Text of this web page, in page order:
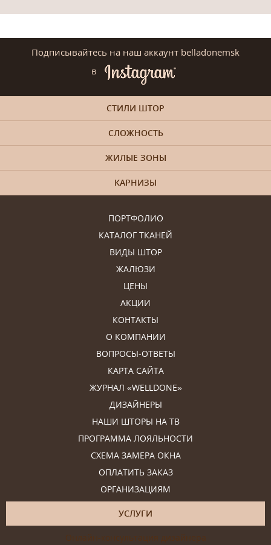
Подписывайтесь на наш аккаунт belladonemsk
в
ПОРТФОЛИО
КАТАЛОГ ТКАНЕЙ
ВИДЫ ШТОР
ЖАЛЮЗИ
ЦЕНЫ
АКЦИИ
КОНТАКТЫ
О КОМПАНИИ
ВОПРОСЫ-ОТВЕТЫ
КАРТА САЙТА
ЖУРНАЛ «WELLDONE»
ДИЗАЙНЕРЫ
НАШИ ШТОРЫ НА ТВ
ПРОГРАММА ЛОЯЛЬНОСТИ
СХЕМА ЗАМЕРА ОКНА
ОПЛАТИТЬ ЗАКАЗ
ОРГАНИЗАЦИЯМ
УСЛУГИ
Онлайн-консультация дизайнера
СТИЛИ ШТОР
СЛОЖНОСТЬ
ЖИЛЫЕ ЗОНЫ
КАРНИЗЫ